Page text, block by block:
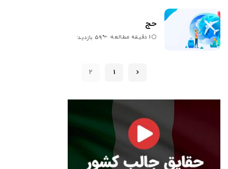
حج
1 دقیقه مطالعه 59 بازدید
1
2